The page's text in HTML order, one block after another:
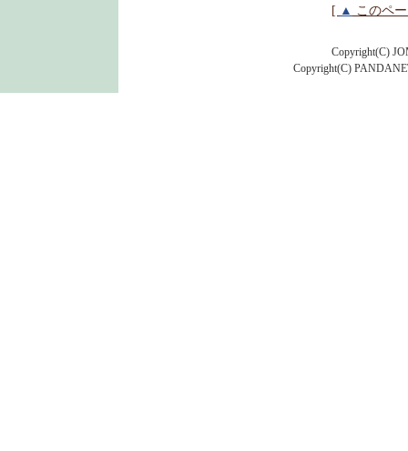
[ ▲ このペ
Copyright(C)
Copyright(C)